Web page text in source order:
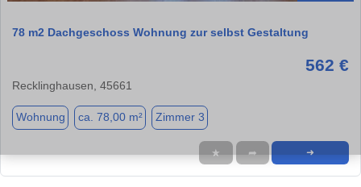
78 m2 Dachgeschoss Wohnung zur selbst Gestaltung
562 €
Recklinghausen, 45661
Wohnung ca. 78,00 m² Zimmer 3
★ ➦ ➜